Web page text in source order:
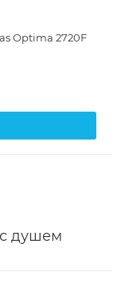
Optima 2720F
душем